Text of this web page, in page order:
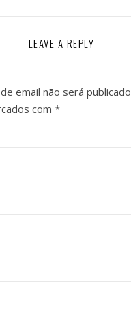
LEAVE A REPLY
email não será
com *